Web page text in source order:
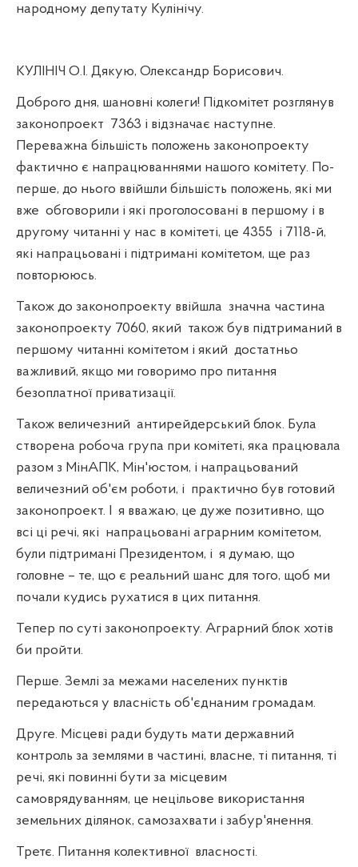
народному депутату Кулінічу.
КУЛІНІЧ О.І. Дякую, Олександр Борисович.
Доброго дня, шановні колеги! Підкомітет розглянув
законопроект 7363 і відзначає наступне.
Переважна більшість положень законопроекту
фактично є напрацюваннями нашого комітету. По-
перше, до нього ввійшли більшість положень, які ми
вже обговорили і які проголосовані в першому і в
другому читанні у нас в комітеті, це 4355 і 7118-й,
які напрацьовані і підтримані комітетом, ще раз
повторююсь.
Також до законопроекту ввійшла значна частина
законопроекту 7060, який також був підтриманий в
першому читанні комітетом і який достатньо
важливий, якщо ми говоримо про питання
безоплатної приватизації.
Також величезний антирейдерський блок. Була
створена робоча група при комітеті, яка працювала
разом з МінАПК, Мін'юстом, і напрацьований
величезний об'єм роботи, і практично був готовий
законопроект. І
я вважаю, це дуже позитивно, що
всі ці речі, які напрацьовані аграрним комітетом,
були підтримані Президентом, і я думаю, що
головне – те, що є реальний шанс для того, щоб ми
почали кудись рухатися в цих питання.
Тепер по суті законопроекту. Аграрний блок хотів
би пройти.
Перше. Землі за межами населених пунктів
передаються у власність об'єднаним громадам.
Друге. Місцеві ради будуть мати державний
контроль за землями в частині, власне, ті питання, ті
речі, які повинні бути за місцевим
самоврядуванням, це нецільове використання
земельних ділянок, самозахвати і забур'янення.
Третє. Питання колективної власності.